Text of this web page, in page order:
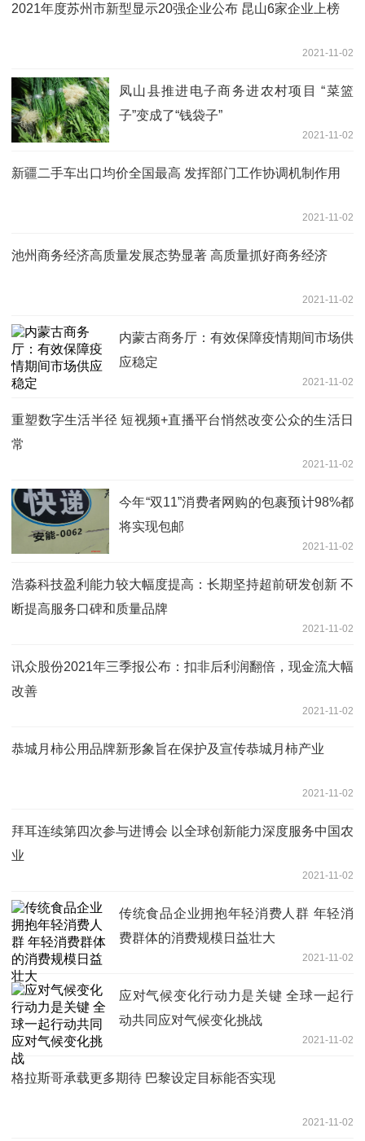
2021年度苏州市新型显示20强企业公布 昆山6家企业上榜
2021-11-02
凤山县推进电子商务进农村项目 “菜篮
子”变成了“钱袋子”
2021-11-02
新疆二手车出口均价全国最高 发挥部门工作协调机制作用
2021-11-02
池州商务经济高质量发展态势显著 高质量抓好商务经济
2021-11-02
内蒙古商务厅：有效保障疫情期间市场供
应稳定
2021-11-02
重塑数字生活半径 短视频+直播平台悄然改变公众的生活日
常
2021-11-02
今年“双11”消费者网购的包裹预计98%都
将实现包邮
2021-11-02
浩淼科技盈利能力较大幅度提高：长期坚持超前研发创新 不
断提高服务口碑和质量品牌
2021-11-02
讯众股份2021年三季报公布：扣非后利润翻倍，现金流大幅
改善
2021-11-02
恭城月柿公用品牌新形象旨在保护及宣传恭城月柿产业
2021-11-02
拜耳连续第四次参与进博会 以全球创新能力深度服务中国农
业
2021-11-02
传统食品企业拥抱年轻消费人群 年轻消
费群体的消费规模日益壮大
2021-11-02
应对气候变化行动力是关键 全球一起行
动共同应对气候变化挑战
2021-11-02
格拉斯哥承载更多期待 巴黎设定目标能否实现
2021-11-02